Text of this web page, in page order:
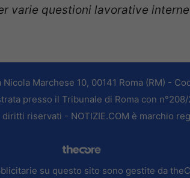
varie questioni lavorative interne
Marchese 10, 00141 Roma (RM) -
presso il Tribunale di Roma con n°208/
riservati - NOTIZIE.COM è marchio
su questo sito sono gestite da